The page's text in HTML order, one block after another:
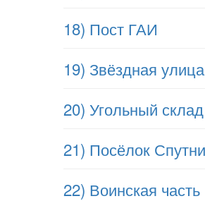
18) Пост ГАИ
19) Звёздная улица
20) Угольный склад
21) Посёлок
22) Воинская часть